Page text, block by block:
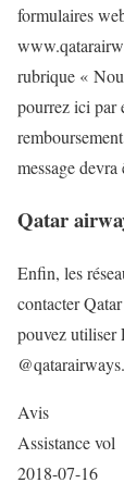
formulaires
rubrique «
pourrez ici par
message devra
Qatar
Enfin, les
contacter
pouvez utiliser
@qatarairways.
Avis
Assistance vol
2018-07-16